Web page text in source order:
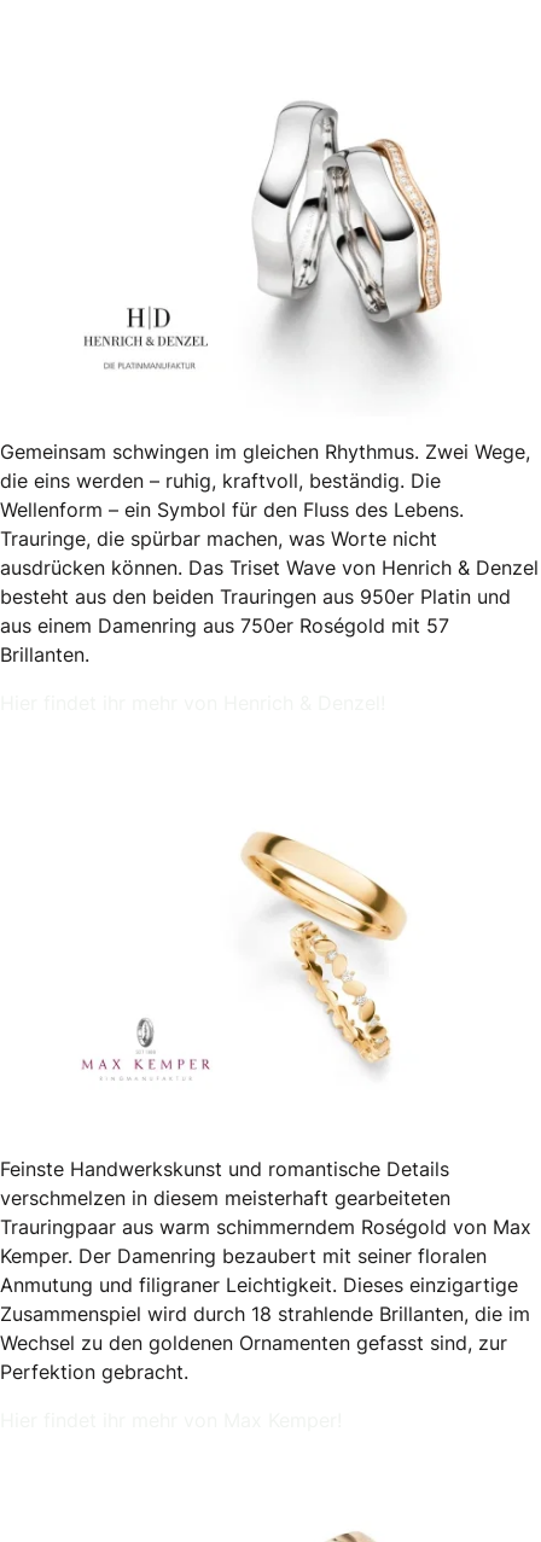
Gemeinsam schwingen im gleichen Rhythmus. Zwei Wege,
die eins werden – ruhig, kraftvoll, beständig. Die
Wellenform – ein Symbol für den Fluss des Lebens.
Trauringe, die spürbar machen, was Worte nicht
ausdrücken können. Das Triset Wave von Henrich & Denzel
besteht aus den beiden Trauringen aus 950er Platin und
aus einem Damenring aus 750er Roségold mit 57
Brillanten.
Feinste Handwerkskunst und romantische Details
verschmelzen in diesem meisterhaft gearbeiteten
Trauringpaar aus warm schimmerndem Roségold von Max
Kemper. Der Damenring bezaubert mit seiner floralen
Anmutung und filigraner Leichtigkeit. Dieses einzigartige
Zusammenspiel wird durch 18 strahlende Brillanten, die im
Wechsel zu den goldenen Ornamenten gefasst sind, zur
Perfektion gebracht.